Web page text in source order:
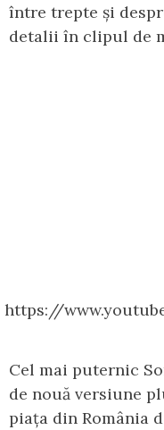
între trepte și
detalii în clipul de
https://
Cel mai puternic
de nouă versiune
piața din România